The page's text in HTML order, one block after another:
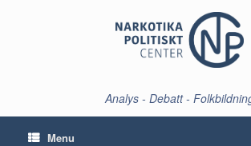
Analys - Debatt -
Menu